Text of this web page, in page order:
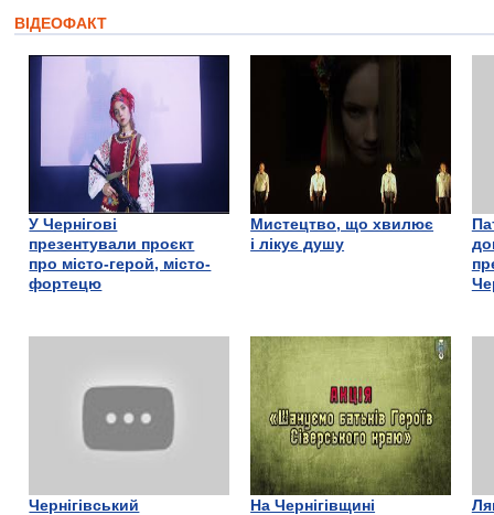
ВІДЕОФАКТ
У Чернігові
презентували проєкт
про місто-герой, місто-
фортецю
Мистецтво, що хвилює
і лікує душу
Чернігівський
На Чернігівщині